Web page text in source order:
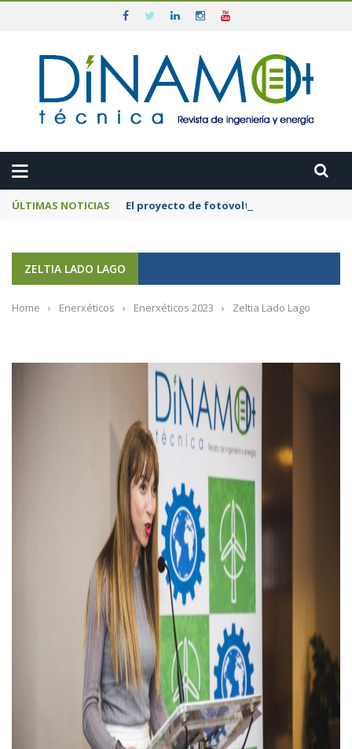
ÚLTIMAS NOTICIAS El proyecto de fotovoltaica flotante
ZELTIA LADO LAGO
Home › Enerxéticos › Enerxéticos 2023 › Zeltia Lado Lago